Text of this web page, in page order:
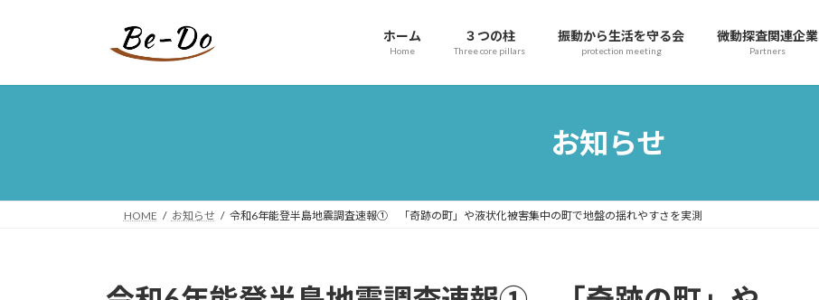
プ
動
ホーム
Home
３つの柱
Three core pillars
振動から生活を守る会
protection meeting
微動探査関連企業
Partners
お知らせ
HOME お知らせ 令和6年能登半島地震調査速報① 「奇跡の町」や液状化被害集中の町で地盤の揺れやすさを実測